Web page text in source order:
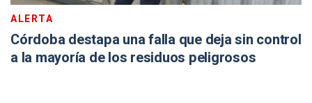
ALERTA
Córdoba destapa una falla que deja sin control
a la mayoría de los residuos peligrosos